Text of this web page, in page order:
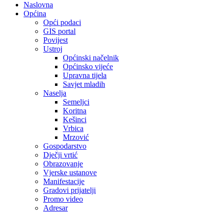
Naslovna
Općina
Opći podaci
GIS portal
Povijest
Ustroj
Općinski načelnik
Općinsko vijeće
Upravna tijela
Savjet mladih
Naselja
Semeljci
Koritna
Kešinci
Vrbica
Mrzović
Gospodarstvo
Dječji vrtić
Obrazovanje
Vjerske ustanove
Manifestacije
Gradovi prijatelji
Promo video
Adresar